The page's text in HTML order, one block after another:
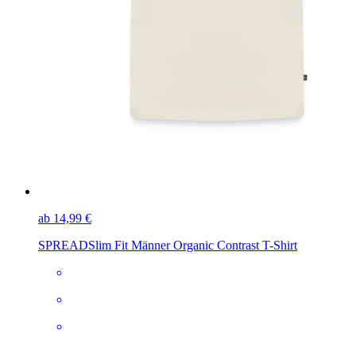
ab 14,99 €
SPREADSlim Fit Männer Organic Contrast T-Shirt